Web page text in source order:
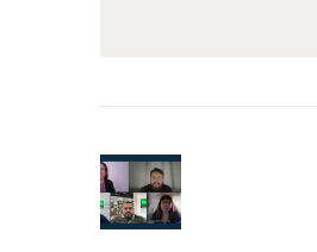
de
entradas
post: